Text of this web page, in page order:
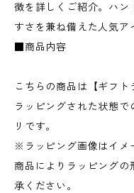
徴を詳しくご紹介。ハン
すさを兼ね備えた人気ア
■商品内容
こちらの商品は【ギフト
ラッピングされた状態
リです。
※ラッピング画像はイメ
商品によりラッピング
承ください。